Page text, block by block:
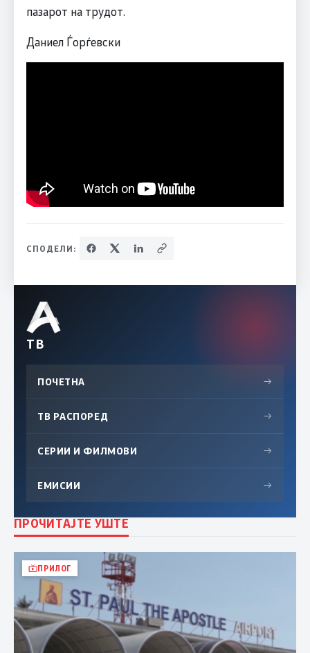
пазарот на трудот.
Даниел Ѓорѓевски
СПОДЕЛИ:
ТВ
ПОЧЕТНА →
ТВ РАСПОРЕД →
СЕРИИ И ФИЛМОВИ →
ЕМИСИИ →
ПРОЧИТАЈТЕ УШТЕ
ПРИЛОГ